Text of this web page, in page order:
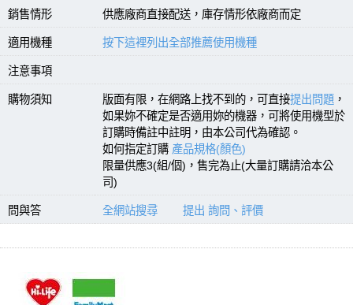
銷售情形 供應廠商直接配送，庫存情形依廠商而定
適用機種 按下這裡列出全部推薦使用機種
注意事項
購物須知 版面有限，在網路上找不到的，可直接提出問題 ，
如果妳不確定是否適用妳的機器，可將使用機型於
訂購時備註中註明，由本公司代為確認。
如何指定訂購 產品規格(顏色)
限量供應3(組/個)，售完為止(大量訂購請洽本公
司)
問與答 全網站搜尋 提出 詢問、評價